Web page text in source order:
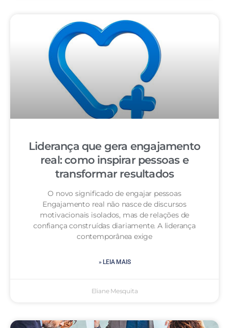
Liderança que gera engajamento
real: como inspirar pessoas e
transformar resultados
O novo significado de engajar pessoas
Engajamento real não nasce de discursos
motivacionais isolados, mas de relações de
confiança construídas diariamente. A liderança
contemporânea exige
» LEIA MAIS
Eliane Mesquita